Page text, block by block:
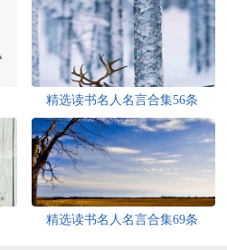
精选读书名人名言合集56条
精选读书名人名言合集69条